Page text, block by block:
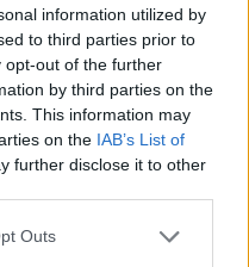
information utilized by
to third parties prior to
opt-out of the further
by third parties on the
This information may
on the IAB’s List of
further disclose it to other
Outs
propõe parceria com a
sobre comércio
em iniciativa europeia